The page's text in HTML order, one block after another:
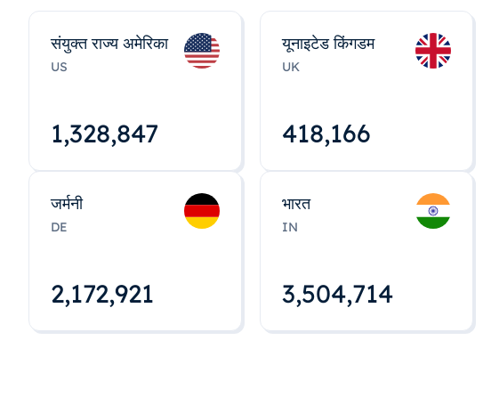
संयुक्त राज्य अमेरिका
US
1,328,848
यूनाइटेड किंगडम
UK
418,167
जर्मनी
DE
2,172,922
भारत
IN
3,504,715